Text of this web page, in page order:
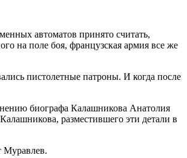
автоматов принято считать,
на поле боя, французская армия все же
пистолетные патроны. И когда после
биографа Калашникова Анатолия
разместившего эти детали в
Муравлев.